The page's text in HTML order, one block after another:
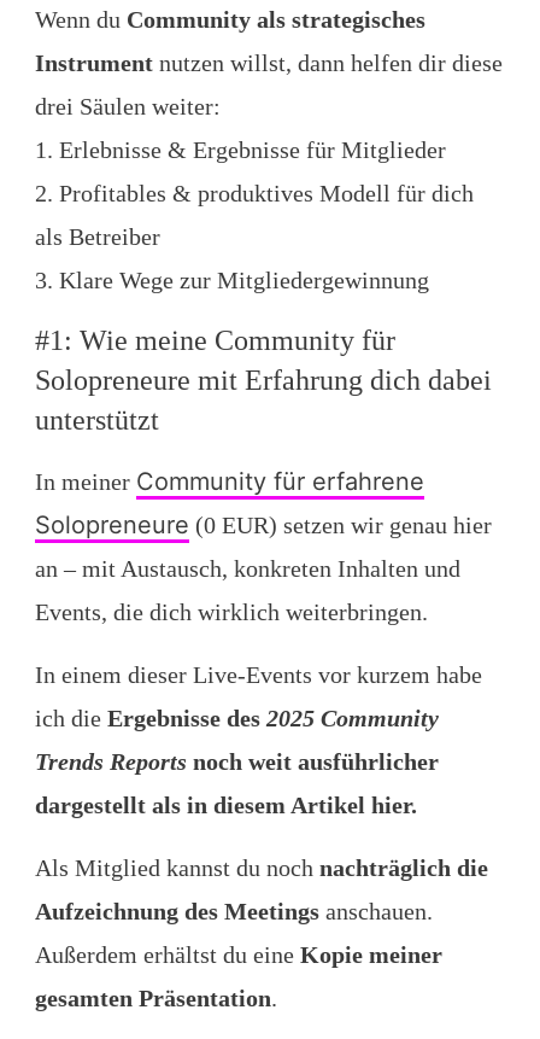
Wenn du Community als strategisches
Instrument nutzen willst, dann helfen dir diese
drei Säulen weiter:
1. Erlebnisse & Ergebnisse für Mitglieder
2. Profitables & produktives Modell für dich
als Betreiber
3. Klare Wege zur Mitgliedergewinnung
#1: Wie meine Community für
Solopreneure mit Erfahrung dich dabei
unterstützt
In meiner Community für erfahrene
Solopreneure (0 EUR) setzen wir genau hier
an – mit Austausch, konkreten Inhalten und
Events, die dich wirklich weiterbringen.
In einem dieser Live-Events vor kurzem habe
ich die Ergebnisse des 2025 Community
Trends Reports noch weit ausführlicher
dargestellt als in diesem Artikel hier.
Als Mitglied kannst du noch nachträglich die
Aufzeichnung des Meetings anschauen.
Außerdem erhältst du eine Kopie meiner
gesamten Präsentation.